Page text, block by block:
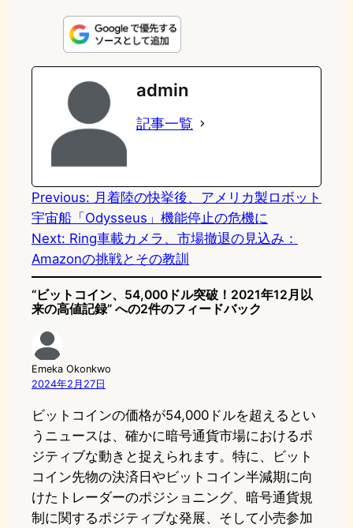
n
e
s
t
o
d
n
u
e
s
k
e
k
e
admin
記事一覧
Previous: 月着陸の快挙後、アメリカ製ロボット
宇宙船「Odysseus」機能停止の危機に
Next: Ring車載カメラ、市場撤退の見込み：
Amazonの挑戦とその教訓
“ビットコイン、54,000ドル突破！2021年12月以
来の高値記録” への2件のフィードバック
Emeka Okonkwo
2024年2月27日
ビットコインの価格が54,000ドルを超えるとい
うニュースは、確かに暗号通貨市場におけるポ
ジティブな動きと捉えられます。特に、ビット
コイン先物の決済日やビットコイン半減期に向
けたトレーダーのポジショニング、暗号通貨規
制に関するポジティブな発展、そして小売参加